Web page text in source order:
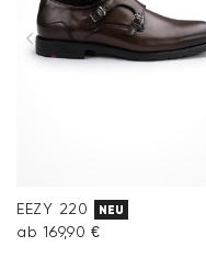
EEZY 220 NEU
ab 169,90 €